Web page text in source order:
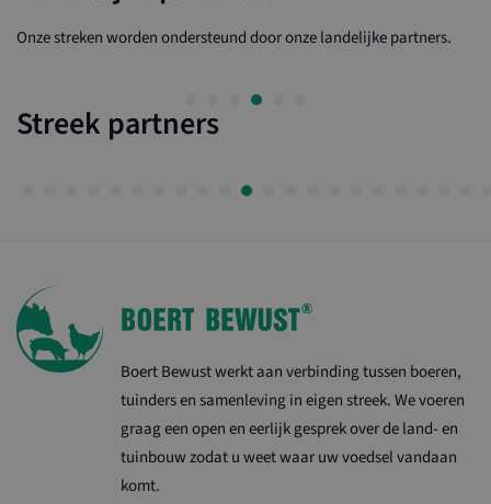
Onze streken worden ondersteund door onze landelijke partners.
Streek partners
Boert Bewust werkt aan verbinding tussen boeren,
tuinders en samenleving in eigen streek. We voeren
graag een open en eerlijk gesprek over de land- en
tuinbouw zodat u weet waar uw voedsel vandaan
komt.